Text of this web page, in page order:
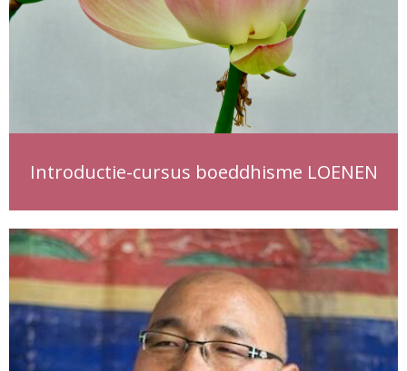
Introductie-cursus boeddhisme LOENEN